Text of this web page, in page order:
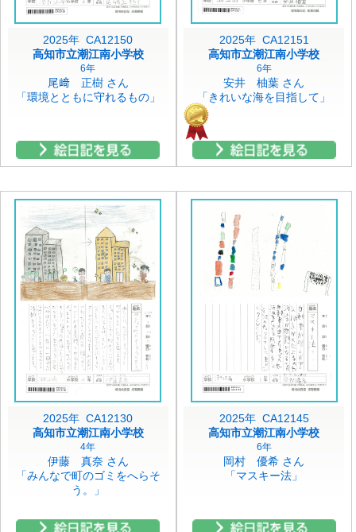
2025年 CA12150
高知市立潮江南小学校
6年
尾﨑 正樹 さん
「環境とともに守れるもの」
2025年 CA12151
高知市立潮江南小学校
6年
安井 柚葉 さん
「きれいな海を目指して」
2025年 CA12130
高知市立潮江南小学校
4年
伊藤 真奈 さん
「みんなで町のゴミをへらそ
う。」
2025年 CA12145
高知市立潮江南小学校
6年
岡村 優希 さん
「マスキー法」